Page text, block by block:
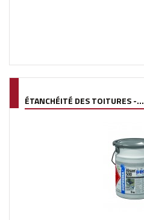
ÉTANCHÉITÉ DES TOITURES -...